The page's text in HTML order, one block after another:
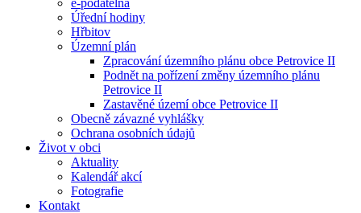
e-podatelna
Úřední hodiny
Hřbitov
Územní plán
Zpracování územního plánu obce Petrovice II
Podnět na pořízení změny územního plánu
Petrovice II
Zastavěné území obce Petrovice II
Obecně závazné vyhlášky
Ochrana osobních údajů
Život v obci
Aktuality
Kalendář akcí
Fotografie
Kontakt